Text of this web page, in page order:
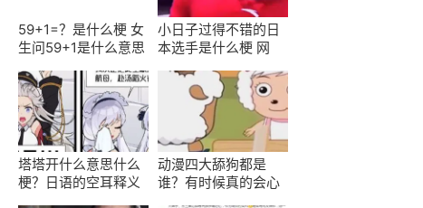
59+1=？是什么梗 女
生问59+1是什么意思
商！
小日子过得不错的日
本选手是什么梗 网
塔塔开什么意思什么
梗？日语的空耳释义
动漫四大舔狗都是
谁？有时候真的会心